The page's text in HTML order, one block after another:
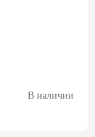
В наличии